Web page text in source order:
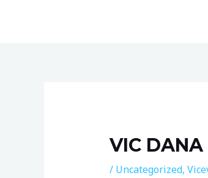
VIC DANA
/ Uncategorized,